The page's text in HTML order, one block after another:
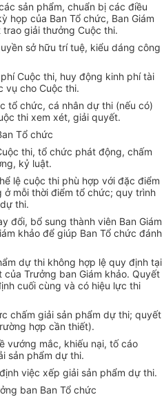
sản phẩm, chuẩn bị các điều
họp của Ban Tổ chức, Ban Giám
giải thưởng Cuộc thi.
sở hữu trí tuệ, kiểu dáng công
Cuộc thi, huy động kinh phí tài
vụ cho Cuộc thi.
tổ chức, cá nhân dự thi (nếu có)
thi xem xét, giải quyết.
Tổ chức
thi, tổ chức phát động, chấm
kỷ luật.
lệ cuộc thi phù hợp với đặc điểm
mỗi thời điểm tổ chức; quy trình
thi.
đổi, bổ sung thành viên Ban Giám
khảo để giúp Ban Tổ chức đánh
dự thi không hợp lệ quy định tại
Trưởng ban Giám khảo. Quyết
cuối cùng và có hiệu lực thi
chấm giải sản phẩm dự thi; quyết
hợp cần thiết).
vướng mắc, khiếu nại, tố cáo
sản phẩm dự thi.
việc xếp giải sản phẩm dự thi.
ban Ban Tổ chức